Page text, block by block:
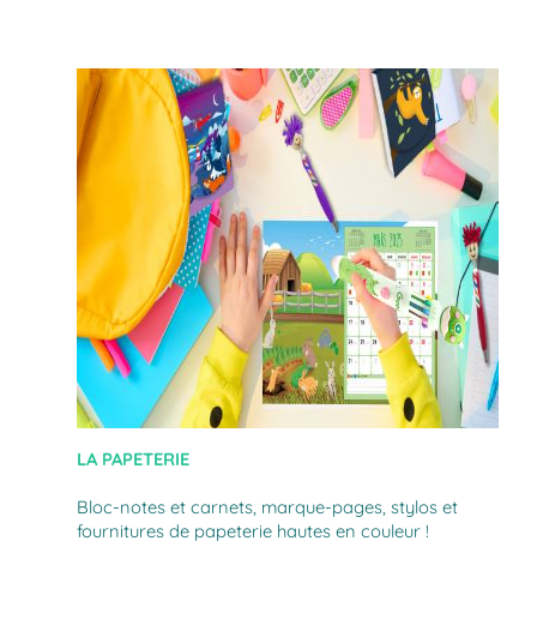
LA PAPETERIE
Bloc-notes et carnets, marque-pages, stylos et
fournitures de papeterie hautes en couleur !